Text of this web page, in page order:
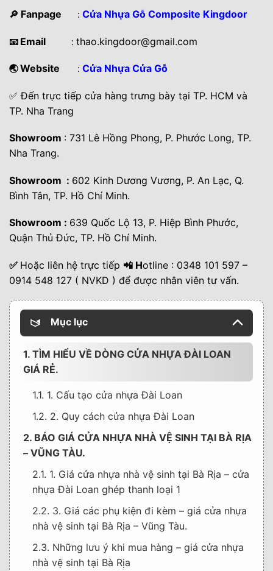
🔎 Fanpage : Cửa Nhựa Gỗ Composite Kingdoor
📧 Email : thao.kingdoor@gmail.com
🌏Website : Cửa Nhựa Cửa Gỗ
✅ Đến trực tiếp cửa hàng trưng bày tại TP. HCM và
TP. Nha Trang
Showroom : 731 Lê Hồng Phong, P. Phước Long, TP.
Nha Trang.
Showroom : 602 Kinh Dương Vương, P. An Lạc, Q.
Bình Tân, TP. Hồ Chí Minh.
Showroom : 639 Quốc Lộ 13, P. Hiệp Bình Phước,
Quận Thủ Đức, TP. Hồ Chí Minh.
✅ Hoặc liên hệ trực tiếp 📲 Hotline : 0348 101 597 –
0914 548 127 ( NVKD ) để được nhân viên tư vấn.
Mục lục
1. TÌM HIỂU VỀ DÒNG CỬA NHỰA ĐÀI LOAN
GIÁ RẺ.
1.1. 1. Cấu tạo cửa nhựa Đài Loan
1.2. 2. Quy cách cửa nhựa Đài Loan
2. BÁO GIÁ CỬA NHỰA NHÀ VỆ SINH TẠI BÀ RỊA
– VŨNG TÀU.
2.1. 1. Giá cửa nhựa nhà vệ sinh tại Bà Rịa – cửa
nhựa Đài Loan ghép thanh loại 1
2.2. 3. Giá các phụ kiện đi kèm – giá cửa nhựa
nhà vệ sinh tại Bà Rịa – Vũng Tàu.
2.3. Những lưu ý khi mua hàng – giá cửa nhựa
nhà vệ sinh tại Bà Rịa